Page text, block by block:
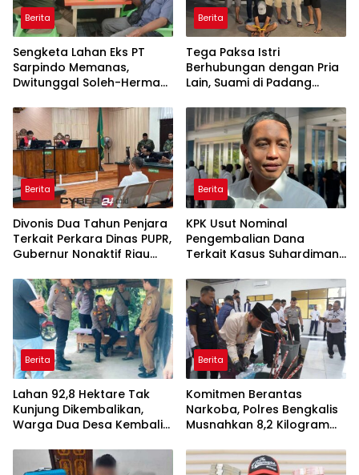
Berita
Sengketa Lahan Eks PT
Sarpindo Memanas,
Dwitunggal Soleh-Herman
ke Pulau Rupat
Berita
Tega Paksa Istri
Berhubungan dengan Pria
Lain, Suami di Padang
Berita
Divonis Dua Tahun Penjara
Terkait Perkara Dinas PUPR,
Gubernur Nonaktif Riau
Banding
Berita
KPK Usut Nominal
Pengembalian Dana
Terkait Kasus Suhardiman
Dana ke Kemenhut
Berita
Lahan 92,8 Hektare Tak
Kunjung Dikembalikan,
Warga Dua Desa Kembali
Berita
Komitmen Berantas
Narkoba, Polres Bengkalis
Musnahkan 8,2 Kilogram
Ekstasi